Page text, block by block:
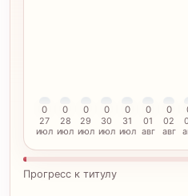
0
27
июл
0
28
июл
0
29
июл
0
30
июл
0
31
июл
0
01
авг
0
02
авг
Прогресс к титулу